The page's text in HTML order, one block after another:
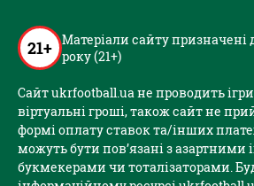
21+ Матеріали сайту призначені
року (21+)
Сайт ukrfootball.ua не проводить
віртуальні гроші, також сайт не
формі оплату ставок та/інших
можуть бути пов’язані з азартними
букмекерами чи тоталізаторами.